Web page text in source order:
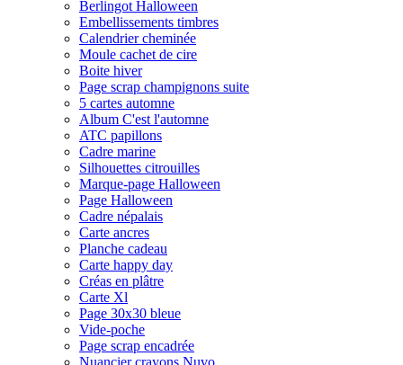
Berlingot Halloween
Embellissements timbres
Calendrier cheminée
Moule cachet de cire
Boite hiver
Page scrap champignons suite
5 cartes automne
Album C'est l'automne
ATC papillons
Cadre marine
Silhouettes citrouilles
Marque-page Halloween
Page Halloween
Cadre népalais
Carte ancres
Planche cadeau
Carte happy day
Créas en plâtre
Carte Xl
Page 30x30 bleue
Vide-poche
Page scrap encadrée
Nuancier crayons Nuvo